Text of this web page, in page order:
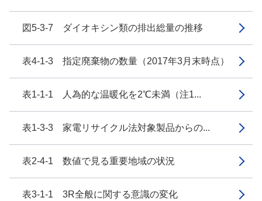
図5-3-7 ダイオキシン類の排出総量の推移
表4-1-3 指定廃棄物の数量（2017年3月末時点）
表1-1-1 人為的な温暖化を2℃未満（注1...
表1-3-3 家電リサイクル法対象製品からの...
表2-4-1 数値で見る重要地域の状況
表3-1-1 3R全般に関する意識の変化